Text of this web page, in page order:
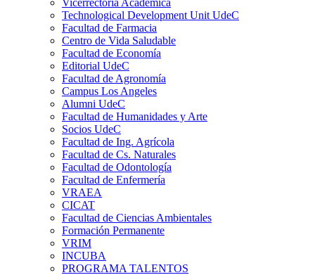
Vicerrectoría Académica
Technological Development Unit UdeC
Facultad de Farmacia
Centro de Vida Saludable
Facultad de Economía
Editorial UdeC
Facultad de Agronomía
Campus Los Angeles
Alumni UdeC
Facultad de Humanidades y Arte
Socios UdeC
Facultad de Ing. Agrícola
Facultad de Cs. Naturales
Facultad de Odontología
Facultad de Enfermería
VRAEA
CICAT
Facultad de Ciencias Ambientales
Formación Permanente
VRIM
INCUBA
PROGRAMA TALENTOS